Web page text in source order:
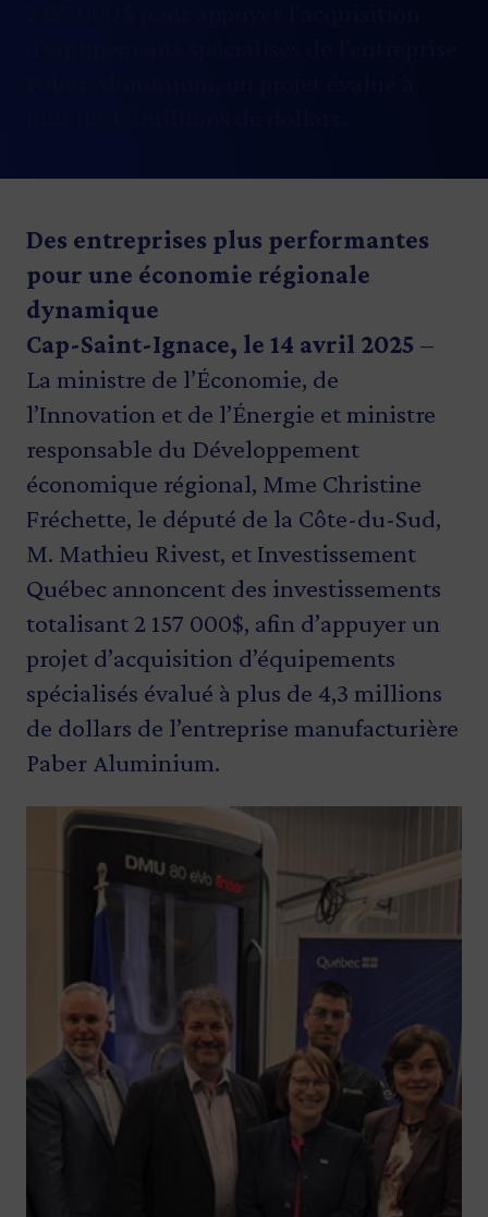
Des entreprises plus performantes
pour une économie régionale
dynamique
Cap-Saint-Ignace, le 14 avril 2025 –
La ministre de l’Économie, de
l’Innovation et de l’Énergie et ministre
responsable du Développement
économique régional, Mme Christine
Fréchette, le député de la Côte-du-Sud,
M. Mathieu Rivest, et Investissement
Québec annoncent des investissements
totalisant 2 157 000$, afin d’appuyer un
projet d’acquisition d’équipements
spécialisés évalué à plus de 4,3 millions
de dollars de l’entreprise manufacturière
Paber Aluminium.
Image